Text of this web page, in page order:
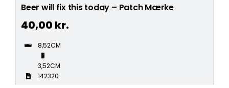
Beer will fix this today – Patch Mærke
40,00 kr.
8,52CM
3,52CM
142320